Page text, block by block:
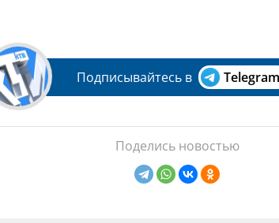
Подписывайтесь в Telegram
Поделись новостью